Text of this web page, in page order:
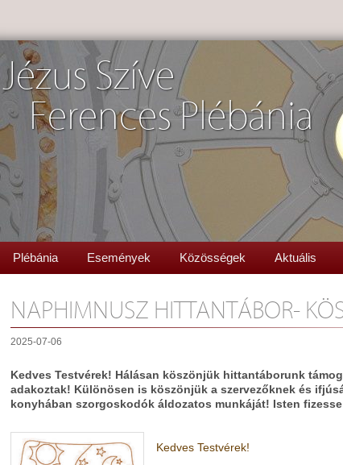
Jézus Szíve
Ferences Plébánia
Plébánia Események Közösségek Aktuális
NAPHIMNUSZ HITTANTÁBOR-
2025-07-06
Kedves Testvérek! Hálásan köszönjük hittantáborunk
adakoztak! Különösen is köszönjük a szervezőknek és
konyhában szorgoskodók áldozatos munkáját! Isten
Kedves Testvérek!